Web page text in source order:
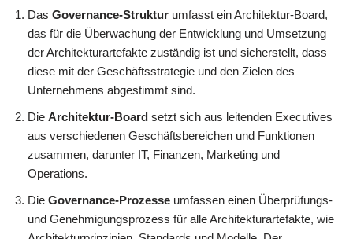
Das Governance-Struktur umfasst ein Architektur-Board,
das für die Überwachung der Entwicklung und Umsetzung
der Architekturartefakte zuständig ist und sicherstellt, dass
diese mit der Geschäftsstrategie und den Zielen des
Unternehmens abgestimmt sind.
Die Architektur-Board setzt sich aus leitenden Executives
aus verschiedenen Geschäftsbereichen und Funktionen
zusammen, darunter IT, Finanzen, Marketing und
Operations.
Die Governance-Prozesse umfassen einen Überprüfungs-
und Genehmigungsprozess für alle Architekturartefakte, wie